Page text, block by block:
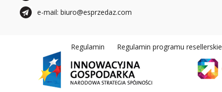
e-mail: biuro@esprzedaz.com
Regulamin Regulamin programu